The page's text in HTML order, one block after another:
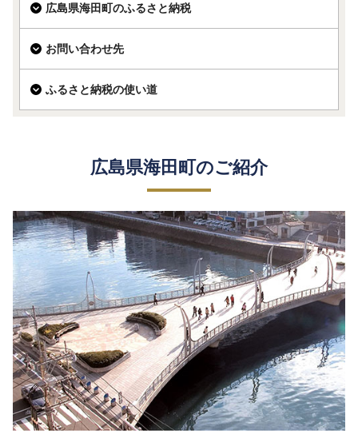
広島県海田町のふるさと納税
お問い合わせ先
ふるさと納税の使い道
広島県海田町のご紹介